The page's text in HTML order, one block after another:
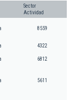
Sector
Actividad
8559
4322
6812
5611